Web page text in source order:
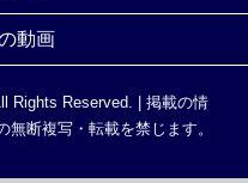
動画
Rights Reserved. | 掲載の情
断複写・転載を禁じます。